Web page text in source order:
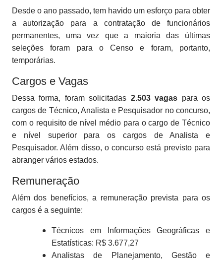
Desde o ano passado, tem havido um esforço para obter
a autorização para a contratação de funcionários
permanentes, uma vez que a maioria das últimas
seleções foram para o Censo e foram, portanto,
temporárias.
Cargos e Vagas
Dessa forma, foram solicitadas 2.503 vagas para os
cargos de Técnico, Analista e Pesquisador no concurso,
com o requisito de nível médio para o cargo de Técnico
e nível superior para os cargos de Analista e
Pesquisador. Além disso, o concurso está previsto para
abranger vários estados.
Remuneração
Além dos benefícios, a remuneração prevista para os
cargos é a seguinte:
Técnicos em Informações Geográficas e
Estatísticas: R$ 3.677,27
Analistas de Planejamento, Gestão e